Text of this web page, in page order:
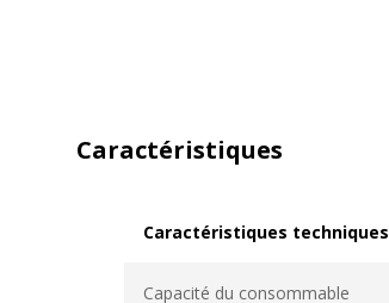
Caractéristiques
Caractéristiques techniques
Capacité du consommable